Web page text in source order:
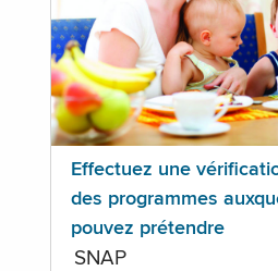
Effectuez une
des programmes
pouvez prétendre
SNAP